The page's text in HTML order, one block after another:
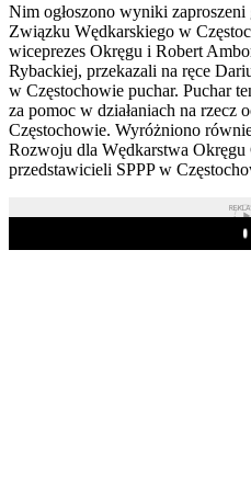
Nim ogłoszono wyniki
Związku Wędkarskiego w
wiceprezes Okręgu i Robert
Rybackiej, przekazali na ręce
w Częstochowie puchar. Puchar
za pomoc w działaniach na
Częstochowie. Wyróżniono
Rozwoju dla Wędkarstwa
przedstawicieli SPPP w